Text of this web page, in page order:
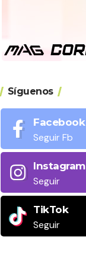
Síguenos
Facebook
Seguir Fb
Instagram
Seguir
TikTok
Seguir